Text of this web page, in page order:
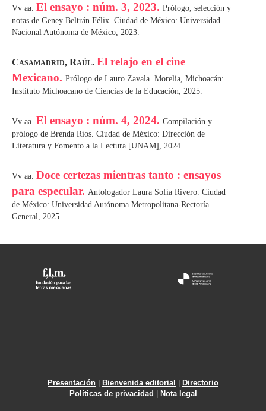
Vv aa. El ensayo : núm. 3, 2023. Prólogo, selección y
notas de Geney Beltrán Félix. Ciudad de México: Universidad
Nacional Autónoma de México, 2023.
Casamadrid, Raúl. El relajo en el cine
Mexicano. Prólogo de Lauro Zavala. Morelia, Michoacán:
Instituto Michoacano de Ciencias de la Educación, 2025.
Vv aa. El ensayo : núm. 4, 2024. Compilación y
prólogo de Brenda Ríos. Ciudad de México: Dirección de
Literatura y Fomento a la Lectura [UNAM], 2024.
Vv aa. Doce certezas mientras tanto : ensayos
para especular. Antologador Laura Sofía Rivero. Ciudad
de México: Universidad Autónoma Metropolitana-Rectoría
General, 2025.
Presentación | Bienvenida editorial | Directorio
Políticas de privacidad | Nota legal